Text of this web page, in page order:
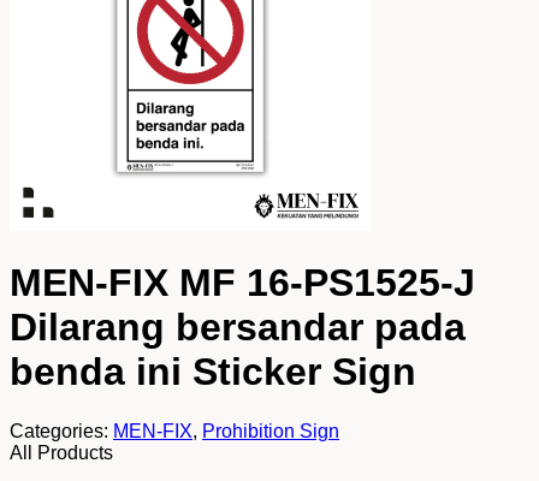
MEN-FIX MF 16-PS1525-J
Dilarang bersandar pada
benda ini Sticker Sign
Categories: MEN-FIX, Prohibition Sign
All Products